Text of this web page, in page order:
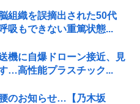
組織を誤摘出された50代
吸もできない重篤状態...
機に自爆ドローン接近、見
…高性能プラスチック...
のお知らせ…【乃木坂